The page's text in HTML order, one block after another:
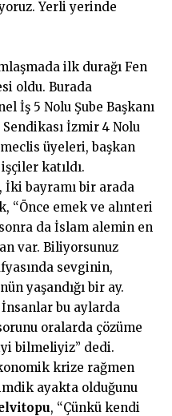
Yerli yerinde
ilk durağı Fen
oldu. Burada
İş 5 Nolu Şube Başkanı
İzmir 4 Nolu
meclis üyeleri, başkan
katıldı.
, İki bayramı bir arada
“Önce emek ve alınteri
da İslam alemin en
var. Biliyorsunuz
sevginin,
yaşandığı bir ay.
İnsanlar bu aylarda
oralarda çözüme
bilmeliyiz” dedi.
krize rağmen
ayakta olduğunu
, “Çünkü kendi